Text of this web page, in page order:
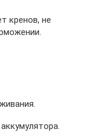
кренов, не